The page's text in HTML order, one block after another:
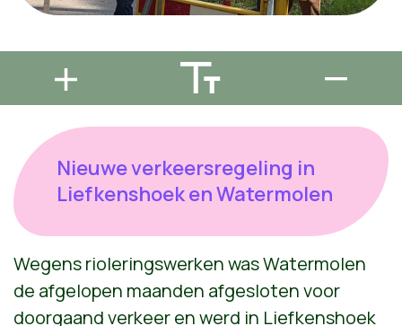
Nieuwe verkeersregeling in
Liefkenshoek en Watermolen
Wegens rioleringswerken was Watermolen
de afgelopen maanden afgesloten voor
doorgaand verkeer en werd in Liefkenshoek